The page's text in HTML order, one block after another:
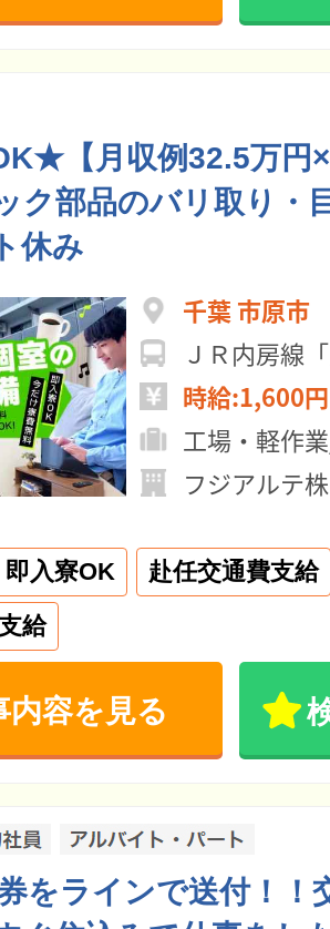
【月収例32.5万円
ク部品のバリ取り・
休み
千葉 市原市
ＪＲ内房線
時給:1,600
工場・軽作
フジアルテ
即入寮OK
赴任交通費支給
給
内容を見る
をラインで送付！！